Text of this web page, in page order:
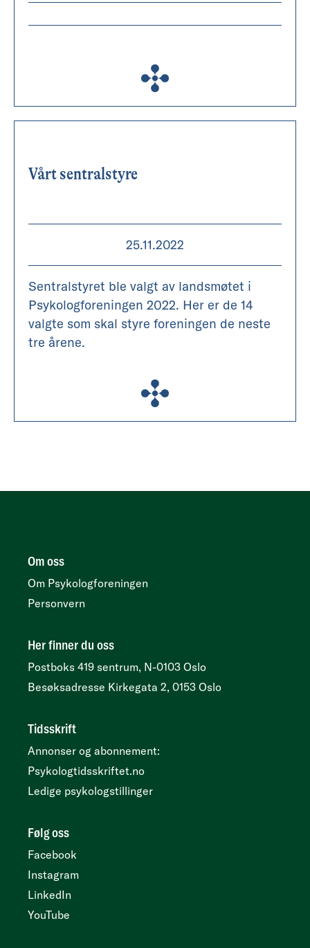
Vårt sentralstyre
25.11.2022
Sentralstyret ble valgt av landsmøtet i
Psykologforeningen 2022. Her er de 14
valgte som skal styre foreningen de neste
tre årene.
Om oss
Om Psykologforeningen
Personvern
Her finner du oss
Postboks 419 sentrum, N-0103 Oslo
Besøksadresse Kirkegata 2, 0153 Oslo
Tidsskrift
Annonser og abonnement:
Psykologtidsskriftet.no
Ledige psykologstillinger
Følg oss
Facebook
Instagram
LinkedIn
YouTube